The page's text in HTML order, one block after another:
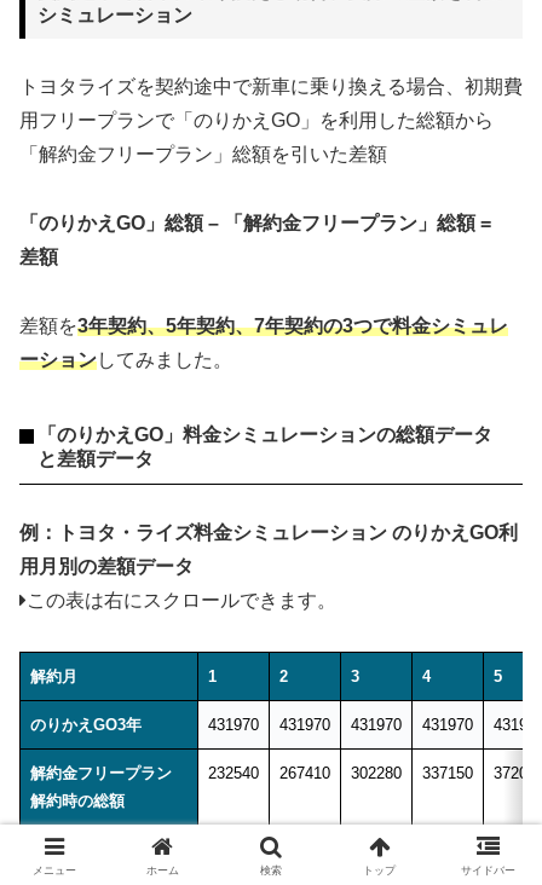
シミュレーション
トヨタライズを契約途中で新車に乗り換える場合、初期費
用フリープランで「のりかえGO」を利用した総額から
「解約金フリープラン」総額を引いた差額
「のりかえGO」総額 – 「解約金フリープラン」総額 =
差額
差額を3年契約、5年契約、7年契約の3つで料金シミュレ
ーションしてみました。
「のりかえGO」料金シミュレーションの総額データ
と差額データ
例：トヨタ・ライズ料金シミュレーション のりかえGO利
用月別の差額データ
この表は右にスクロールできます。
解約月 1 2 3 4 5
のりかえGO3年 431970 431970 431970 431970
解約金フリープラン
解約時の総額
232540 267410 302280 337150
解約時総額の 差額 164560 129690 59950
メニュー ホーム 検索 トップ サイドバー